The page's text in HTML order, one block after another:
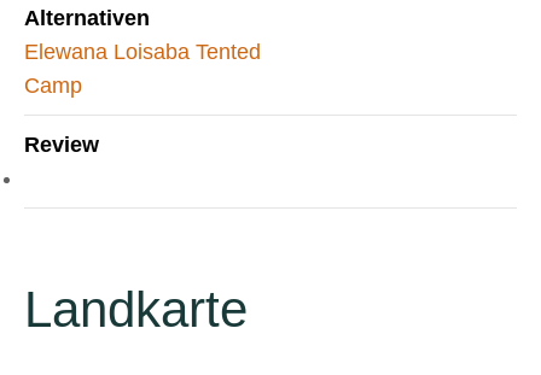
Alternativen
Elewana Loisaba Tented
Camp
Review
Landkarte